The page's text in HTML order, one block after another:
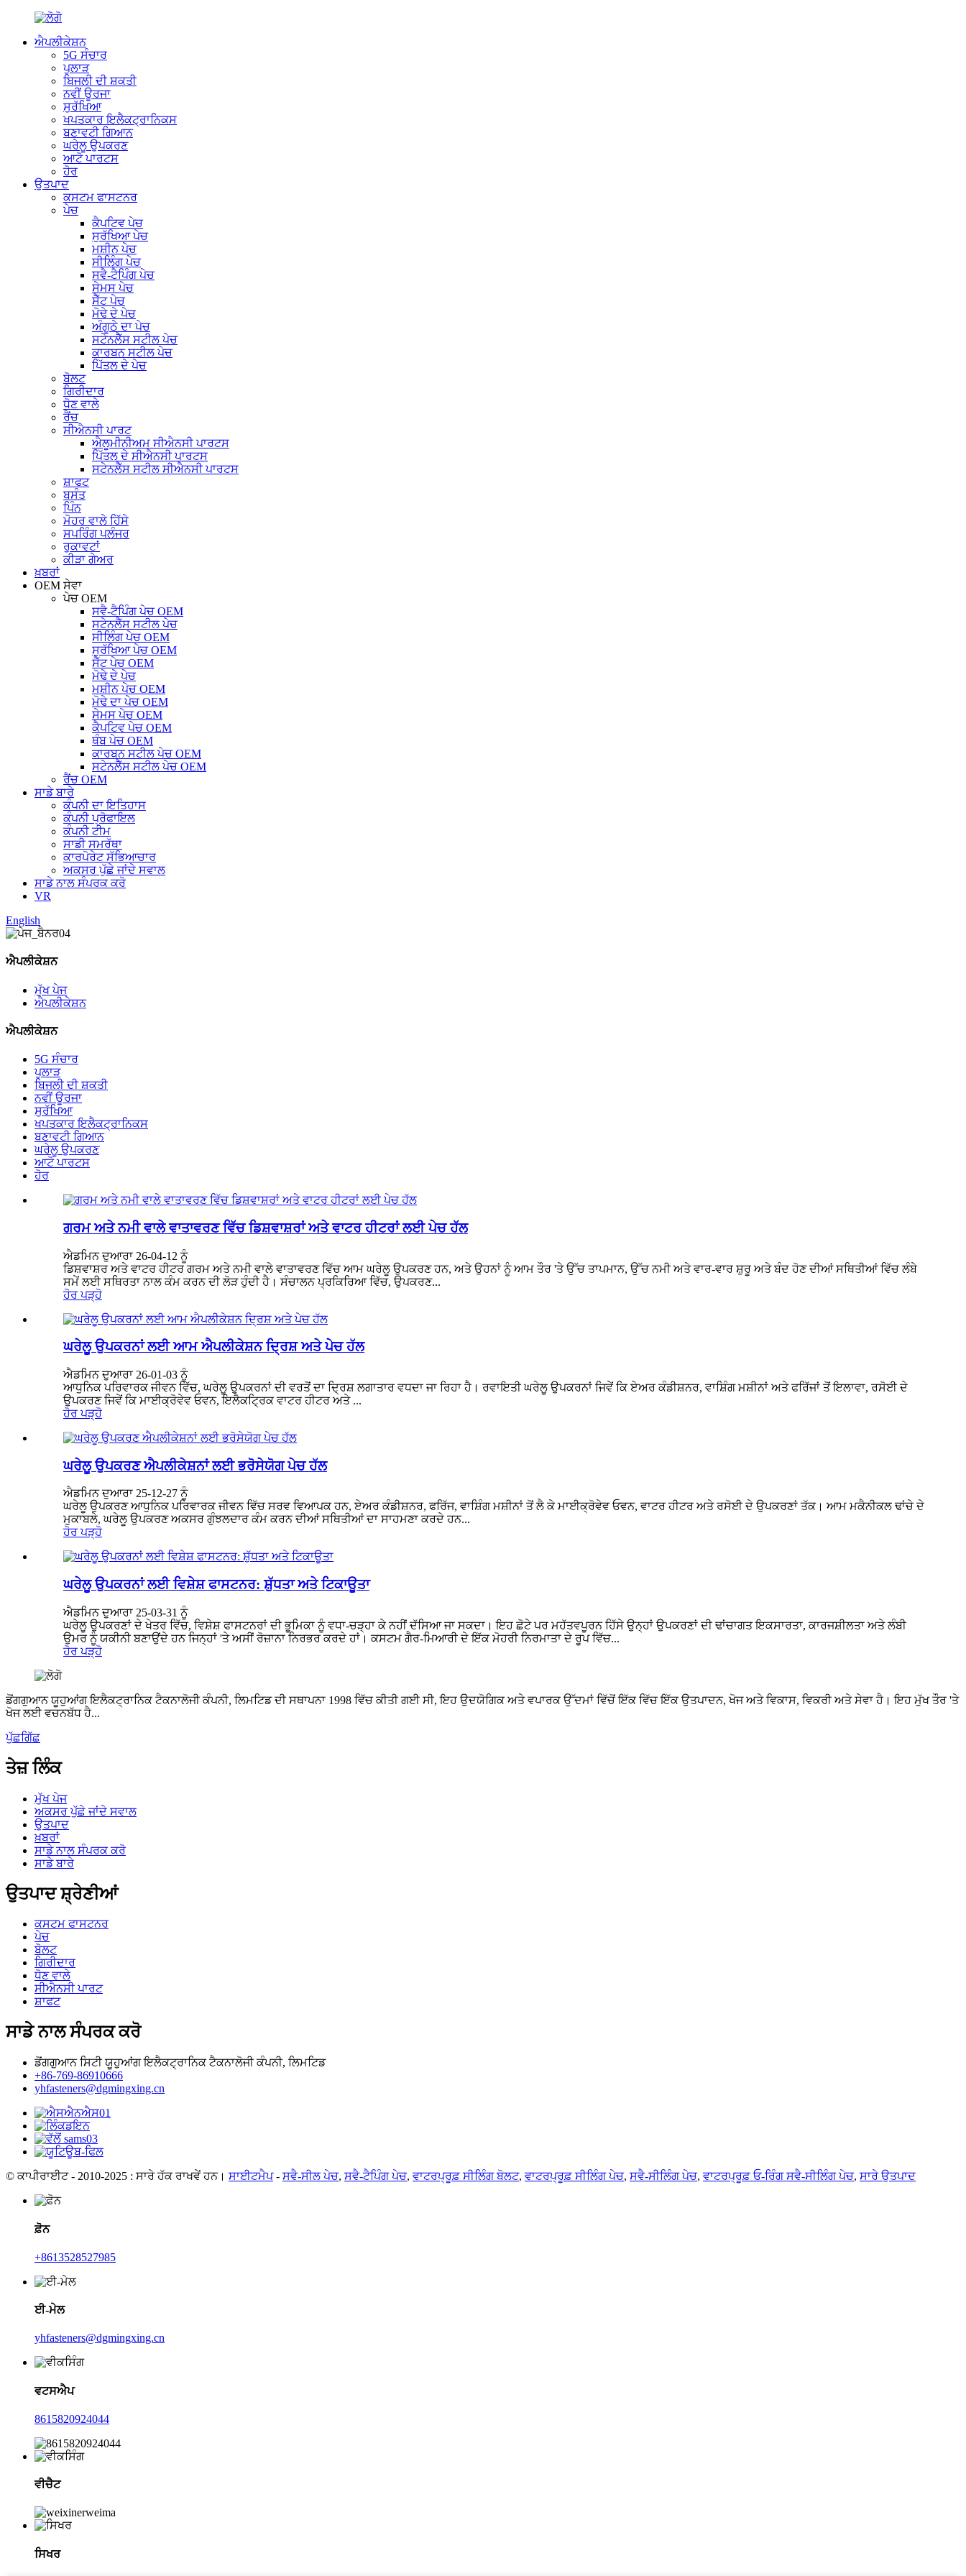
ਐਪਲੀਕੇਸ਼ਨ
5G ਸੰਚਾਰ
ਪੁਲਾੜ
ਬਿਜਲੀ ਦੀ ਸ਼ਕਤੀ
ਨਵੀਂ ਊਰਜਾ
ਸੁਰੱਖਿਆ
ਖਪਤਕਾਰ ਇਲੈਕਟ੍ਰਾਨਿਕਸ
ਬਣਾਵਟੀ ਗਿਆਨ
ਘਰੇਲੂ ਉਪਕਰਣ
ਆਟੋ ਪਾਰਟਸ
ਹੋਰ
ਉਤਪਾਦ
ਕਸਟਮ ਫਾਸਟਨਰ
ਪੇਚ
ਕੈਪਟਿਵ ਪੇਚ
ਸੁਰੱਖਿਆ ਪੇਚ
ਮਸ਼ੀਨ ਪੇਚ
ਸੀਲਿੰਗ ਪੇਚ
ਸਵੈ-ਟੈਪਿੰਗ ਪੇਚ
ਸੇਮਸ ਪੇਚ
ਸੈੱਟ ਪੇਚ
ਮੋਢੇ ਦੇ ਪੇਚ
ਅੰਗੂਠੇ ਦਾ ਪੇਚ
ਸਟੇਨਲੈੱਸ ਸਟੀਲ ਪੇਚ
ਕਾਰਬਨ ਸਟੀਲ ਪੇਚ
ਪਿੱਤਲ ਦੇ ਪੇਚ
ਬੋਲਟ
ਗਿਰੀਦਾਰ
ਧੋਣ ਵਾਲੇ
ਰੈਂਚ
ਸੀਐਨਸੀ ਪਾਰਟ
ਐਲੂਮੀਨੀਅਮ ਸੀਐਨਸੀ ਪਾਰਟਸ
ਪਿੱਤਲ ਦੇ ਸੀਐਨਸੀ ਪਾਰਟਸ
ਸਟੇਨਲੈੱਸ ਸਟੀਲ ਸੀਐਨਸੀ ਪਾਰਟਸ
ਸ਼ਾਫਟ
ਬਸੰਤ
ਪਿੰਨ
ਮੋਹਰ ਵਾਲੇ ਹਿੱਸੇ
ਸਪਰਿੰਗ ਪਲੰਜਰ
ਰੁਕਾਵਟਾਂ
ਕੀੜਾ ਗੇਅਰ
ਖ਼ਬਰਾਂ
OEM ਸੇਵਾ
ਪੇਚ OEM
ਸਵੈ-ਟੈਪਿੰਗ ਪੇਚ OEM
ਸਟੇਨਲੈੱਸ ਸਟੀਲ ਪੇਚ
ਸੀਲਿੰਗ ਪੇਚ OEM
ਸੁਰੱਖਿਆ ਪੇਚ OEM
ਸੈੱਟ ਪੇਚ OEM
ਮੋਢੇ ਦੇ ਪੇਚ
ਮਸ਼ੀਨ ਪੇਚ OEM
ਮੋਢੇ ਦਾ ਪੇਚ OEM
ਸੇਮਸ ਪੇਚ OEM
ਕੈਪਟਿਵ ਪੇਚ OEM
ਥੰਬ ਪੇਚ OEM
ਕਾਰਬਨ ਸਟੀਲ ਪੇਚ OEM
ਸਟੇਨਲੈੱਸ ਸਟੀਲ ਪੇਚ OEM
ਰੈਂਚ OEM
ਸਾਡੇ ਬਾਰੇ
ਕੰਪਨੀ ਦਾ ਇਤਿਹਾਸ
ਕੰਪਨੀ ਪ੍ਰੋਫਾਇਲ
ਕੰਪਨੀ ਟੀਮ
ਸਾਡੀ ਸਮਰੱਥਾ
ਕਾਰਪੋਰੇਟ ਸੱਭਿਆਚਾਰ
ਅਕਸਰ ਪੁੱਛੇ ਜਾਂਦੇ ਸਵਾਲ
ਸਾਡੇ ਨਾਲ ਸੰਪਰਕ ਕਰੋ
VR
English
ਐਪਲੀਕੇਸ਼ਨ
ਮੁੱਖ ਪੇਜ
ਐਪਲੀਕੇਸ਼ਨ
ਐਪਲੀਕੇਸ਼ਨ
5G ਸੰਚਾਰ
ਪੁਲਾੜ
ਬਿਜਲੀ ਦੀ ਸ਼ਕਤੀ
ਨਵੀਂ ਊਰਜਾ
ਸੁਰੱਖਿਆ
ਖਪਤਕਾਰ ਇਲੈਕਟ੍ਰਾਨਿਕਸ
ਬਣਾਵਟੀ ਗਿਆਨ
ਘਰੇਲੂ ਉਪਕਰਣ
ਆਟੋ ਪਾਰਟਸ
ਹੋਰ
ਗਰਮ ਅਤੇ ਨਮੀ ਵਾਲੇ ਵਾਤਾਵਰਣ ਵਿੱਚ ਡਿਸ਼ਵਾਸ਼ਰਾਂ ਅਤੇ ਵਾਟਰ ਹੀਟਰਾਂ ਲਈ ਪੇਚ ਹੱਲ
ਐਡਮਿਨ ਦੁਆਰਾ 26-04-12 ਨੂੰ
ਡਿਸ਼ਵਾਸ਼ਰ ਅਤੇ ਵਾਟਰ ਹੀਟਰ ਗਰਮ ਅਤੇ ਨਮੀ ਵਾਲੇ ਵਾਤਾਵਰਣ ਵਿੱਚ ਆਮ ਘਰੇਲੂ ਉਪਕਰਣ ਹਨ, ਅਤੇ ਉਹਨਾਂ ਨੂੰ ਆਮ ਤੌਰ 'ਤੇ ਉੱਚ ਤਾਪਮਾਨ, ਉੱਚ ਨਮੀ ਅਤੇ ਵਾਰ-ਵਾਰ ਸ਼ੁਰੂ ਅਤੇ ਬੰਦ ਹੋਣ ਦੀਆਂ ਸਥਿਤੀਆਂ ਵਿੱਚ ਲੰਬੇ
ਸਮੇਂ ਲਈ ਸਥਿਰਤਾ ਨਾਲ ਕੰਮ ਕਰਨ ਦੀ ਲੋੜ ਹੁੰਦੀ ਹੈ। ਸੰਚਾਲਨ ਪ੍ਰਕਿਰਿਆ ਵਿੱਚ, ਉਪਕਰਣ...
ਹੋਰ ਪੜ੍ਹੋ
ਘਰੇਲੂ ਉਪਕਰਨਾਂ ਲਈ ਆਮ ਐਪਲੀਕੇਸ਼ਨ ਦ੍ਰਿਸ਼ ਅਤੇ ਪੇਚ ਹੱਲ
ਐਡਮਿਨ ਦੁਆਰਾ 26-01-03 ਨੂੰ
ਆਧੁਨਿਕ ਪਰਿਵਾਰਕ ਜੀਵਨ ਵਿੱਚ, ਘਰੇਲੂ ਉਪਕਰਨਾਂ ਦੀ ਵਰਤੋਂ ਦਾ ਦ੍ਰਿਸ਼ ਲਗਾਤਾਰ ਵਧਦਾ ਜਾ ਰਿਹਾ ਹੈ। ਰਵਾਇਤੀ ਘਰੇਲੂ ਉਪਕਰਨਾਂ ਜਿਵੇਂ ਕਿ ਏਅਰ ਕੰਡੀਸ਼ਨਰ, ਵਾਸ਼ਿੰਗ ਮਸ਼ੀਨਾਂ ਅਤੇ ਫਰਿੱਜਾਂ ਤੋਂ ਇਲਾਵਾ, ਰਸੋਈ ਦੇ
ਉਪਕਰਣ ਜਿਵੇਂ ਕਿ ਮਾਈਕ੍ਰੋਵੇਵ ਓਵਨ, ਇਲੈਕਟ੍ਰਿਕ ਵਾਟਰ ਹੀਟਰ ਅਤੇ ...
ਹੋਰ ਪੜ੍ਹੋ
ਘਰੇਲੂ ਉਪਕਰਣ ਐਪਲੀਕੇਸ਼ਨਾਂ ਲਈ ਭਰੋਸੇਯੋਗ ਪੇਚ ਹੱਲ
ਐਡਮਿਨ ਦੁਆਰਾ 25-12-27 ਨੂੰ
ਘਰੇਲੂ ਉਪਕਰਣ ਆਧੁਨਿਕ ਪਰਿਵਾਰਕ ਜੀਵਨ ਵਿੱਚ ਸਰਵ ਵਿਆਪਕ ਹਨ, ਏਅਰ ਕੰਡੀਸ਼ਨਰ, ਫਰਿੱਜ, ਵਾਸ਼ਿੰਗ ਮਸ਼ੀਨਾਂ ਤੋਂ ਲੈ ਕੇ ਮਾਈਕ੍ਰੋਵੇਵ ਓਵਨ, ਵਾਟਰ ਹੀਟਰ ਅਤੇ ਰਸੋਈ ਦੇ ਉਪਕਰਣਾਂ ਤੱਕ। ਆਮ ਮਕੈਨੀਕਲ ਢਾਂਚੇ ਦੇ
ਮੁਕਾਬਲੇ, ਘਰੇਲੂ ਉਪਕਰਣ ਅਕਸਰ ਗੁੰਝਲਦਾਰ ਕੰਮ ਕਰਨ ਦੀਆਂ ਸਥਿਤੀਆਂ ਦਾ ਸਾਹਮਣਾ ਕਰਦੇ ਹਨ...
ਹੋਰ ਪੜ੍ਹੋ
ਘਰੇਲੂ ਉਪਕਰਨਾਂ ਲਈ ਵਿਸ਼ੇਸ਼ ਫਾਸਟਨਰ: ਸ਼ੁੱਧਤਾ ਅਤੇ ਟਿਕਾਊਤਾ
ਐਡਮਿਨ ਦੁਆਰਾ 25-03-31 ਨੂੰ
ਘਰੇਲੂ ਉਪਕਰਣਾਂ ਦੇ ਖੇਤਰ ਵਿੱਚ, ਵਿਸ਼ੇਸ਼ ਫਾਸਟਨਰਾਂ ਦੀ ਭੂਮਿਕਾ ਨੂੰ ਵਧਾ-ਚੜ੍ਹਾ ਕੇ ਨਹੀਂ ਦੱਸਿਆ ਜਾ ਸਕਦਾ। ਇਹ ਛੋਟੇ ਪਰ ਮਹੱਤਵਪੂਰਨ ਹਿੱਸੇ ਉਨ੍ਹਾਂ ਉਪਕਰਣਾਂ ਦੀ ਢਾਂਚਾਗਤ ਇਕਸਾਰਤਾ, ਕਾਰਜਸ਼ੀਲਤਾ ਅਤੇ ਲੰਬੀ
ਉਮਰ ਨੂੰ ਯਕੀਨੀ ਬਣਾਉਂਦੇ ਹਨ ਜਿਨ੍ਹਾਂ 'ਤੇ ਅਸੀਂ ਰੋਜ਼ਾਨਾ ਨਿਰਭਰ ਕਰਦੇ ਹਾਂ। ਕਸਟਮ ਗੈਰ-ਮਿਆਰੀ ਦੇ ਇੱਕ ਮੋਹਰੀ ਨਿਰਮਾਤਾ ਦੇ ਰੂਪ ਵਿੱਚ...
ਹੋਰ ਪੜ੍ਹੋ
ਡੋਂਗਗੁਆਨ ਯੂਹੁਆਂਗ ਇਲੈਕਟ੍ਰਾਨਿਕ ਟੈਕਨਾਲੋਜੀ ਕੰਪਨੀ, ਲਿਮਟਿਡ ਦੀ ਸਥਾਪਨਾ 1998 ਵਿੱਚ ਕੀਤੀ ਗਈ ਸੀ, ਇਹ ਉਦਯੋਗਿਕ ਅਤੇ ਵਪਾਰਕ ਉੱਦਮਾਂ ਵਿੱਚੋਂ ਇੱਕ ਵਿੱਚ ਇੱਕ ਉਤਪਾਦਨ, ਖੋਜ ਅਤੇ ਵਿਕਾਸ, ਵਿਕਰੀ ਅਤੇ ਸੇਵਾ ਹੈ। ਇਹ ਮੁੱਖ ਤੌਰ 'ਤੇ
ਖੋਜ ਲਈ ਵਚਨਬੱਧ ਹੈ...
ਪੁੱਛਗਿੱਛ
ਤੇਜ਼ ਲਿੰਕ
ਮੁੱਖ ਪੇਜ
ਅਕਸਰ ਪੁੱਛੇ ਜਾਂਦੇ ਸਵਾਲ
ਉਤਪਾਦ
ਖ਼ਬਰਾਂ
ਸਾਡੇ ਨਾਲ ਸੰਪਰਕ ਕਰੋ
ਸਾਡੇ ਬਾਰੇ
ਉਤਪਾਦ ਸ਼੍ਰੇਣੀਆਂ
ਕਸਟਮ ਫਾਸਟਨਰ
ਪੇਚ
ਬੋਲਟ
ਗਿਰੀਦਾਰ
ਧੋਣ ਵਾਲੇ
ਸੀਐਨਸੀ ਪਾਰਟ
ਸ਼ਾਫਟ
ਸਾਡੇ ਨਾਲ ਸੰਪਰਕ ਕਰੋ
ਡੋਂਗਗੁਆਨ ਸਿਟੀ ਯੂਹੁਆਂਗ ਇਲੈਕਟ੍ਰਾਨਿਕ ਟੈਕਨਾਲੋਜੀ ਕੰਪਨੀ, ਲਿਮਟਿਡ
+86-769-86910666
yhfasteners@dgmingxing.cn
© ਕਾਪੀਰਾਈਟ - 2010-2025 : ਸਾਰੇ ਹੱਕ ਰਾਖਵੇਂ ਹਨ। ਸਾਈਟਮੈਪ- ਸਵੈ-ਸੀਲ ਪੇਚ, ਸਵੈ-ਟੈਪਿੰਗ ਪੇਚ, ਵਾਟਰਪ੍ਰੂਫ਼ ਸੀਲਿੰਗ ਬੋਲਟ, ਵਾਟਰਪ੍ਰੂਫ਼ ਸੀਲਿੰਗ ਪੇਚ, ਸਵੈ-ਸੀਲਿੰਗ ਪੇਚ, ਵਾਟਰਪ੍ਰੂਫ਼ ਓ-ਰਿੰਗ ਸਵੈ-ਸੀਲਿੰਗ ਪੇਚ, ਸਾਰੇ ਉਤਪਾਦ
ਫ਼ੋਨ
+8613528527985
ਈ-ਮੇਲ
yhfasteners@dgmingxing.cn
ਵਟਸਐਪ
8615820924044
ਵੀਚੈਟ
ਸਿਖਰ